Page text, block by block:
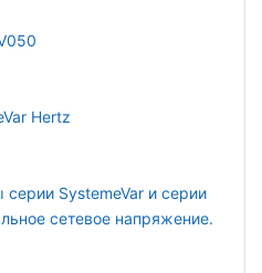
Hertz
серии SystemeVar и серии
сетевое напряжение.